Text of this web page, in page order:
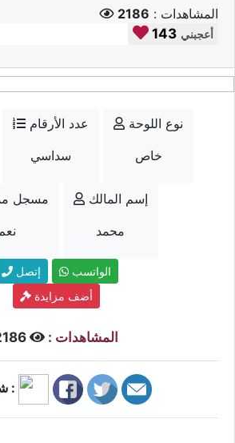
المشاهدات : 2186
143 أعجبني
عدد الأرقام
سداسي
نوع اللوحة
خاص
مسجل
إسم المالك
محمد
إتصل
الواتسب
أضف مزايدة
المشاهدات :
شارك :